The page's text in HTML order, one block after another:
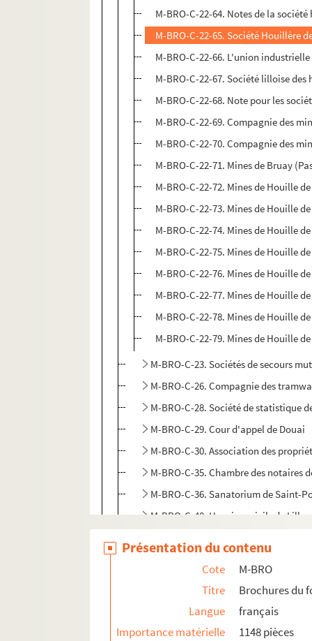
M-BRO-C-22-64. Notes de la
M-BRO-C-22-65. Société Houillère
M-BRO-C-22-66. L'union
M-BRO-C-22-67. Société lilloise
M-BRO-C-22-68. Note pour les
M-BRO-C-22-69. Compagnie des
M-BRO-C-22-70. Compagnie des
M-BRO-C-22-71. Mines de Bruay
M-BRO-C-22-72. Mines de Houille
M-BRO-C-22-73. Mines de Houille
M-BRO-C-22-74. Mines de Houille
M-BRO-C-22-75. Mines de Houille
M-BRO-C-22-76. Mines de Houille
M-BRO-C-22-77. Mines de Houille
M-BRO-C-22-78. Mines de Houille
M-BRO-C-22-79. Mines de Houille
M-BRO-C-23. Sociétés de secours
M-BRO-C-26. Compagnie des
M-BRO-C-28. Société de statistique
M-BRO-C-29. Cour d'appel de Douai
M-BRO-C-30. Association des
M-BRO-C-35. Chambre des notaires
M-BRO-C-36. Sanatorium de Saint-
M-BRO-C-40. Hospices civils de Lille
M-BRO-D. Société scientifiques et
M-BRO-E. Travaux municipaux et
Présentation du contenu
Cote
M-BRO
Titre
Brochures du
Langue
français
Importance matérielle
1148 pièces